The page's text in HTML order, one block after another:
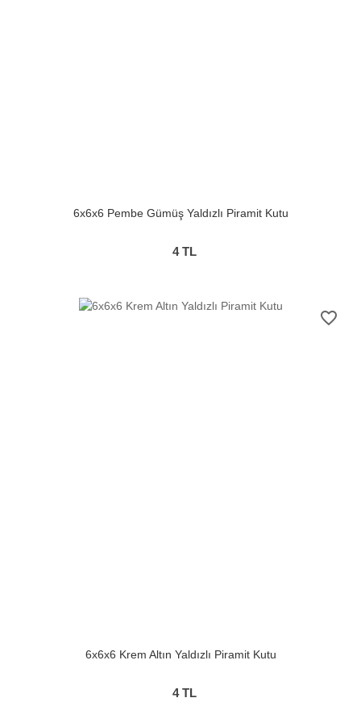
6x6x6 Pembe Gümüş Yaldızlı Piramit Kutu
4TL
favorite_border
6x6x6 Krem Altın Yaldızlı Piramit Kutu
4TL